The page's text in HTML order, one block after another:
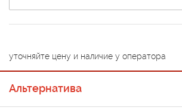
уточняйте цену и наличие у оператора
Альтернатива